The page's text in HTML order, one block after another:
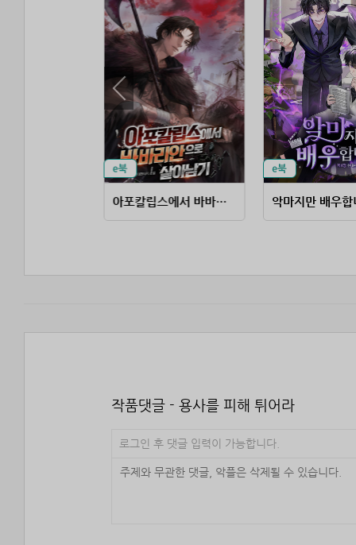
아포칼립스에서 바바리안으로 살아남기 악마지만 배우합
작품댓글 - 용사를 피해 튀어라
로그인 후 댓글 입력이 가능합니다.